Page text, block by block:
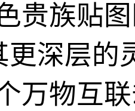
贵族贴
更深层的
万物互